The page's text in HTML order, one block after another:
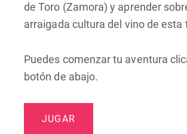
de Toro (Zamora) y aprender
arraigada cultura del vino de esta
Puedes comenzar tu aventura
botón de abajo.
JUGAR